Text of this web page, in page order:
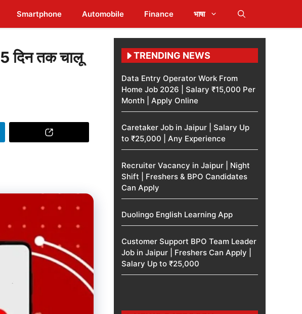
Smartphone Automobile Finance भाषा
दिन तक चालू
TRENDING NEWS
Data Entry Operator Work From
Home Job 2026 | Salary ₹15,000 Per
Month | Apply Online
Caretaker Job in Jaipur | Salary Up
to ₹25,000 | Any Experience
Recruiter Vacancy in Jaipur | Night
Shift | Freshers & BPO Candidates
Can Apply
Duolingo English Learning App
Customer Support BPO Team Leader
Job in Jaipur | Freshers Can Apply |
Salary Up to ₹25,000